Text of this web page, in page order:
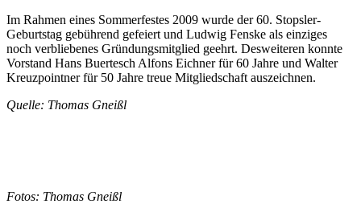
Im Rahmen eines Sommerfestes 2009 wurde der 60. Stopsler-
Geburtstag gebührend gefeiert und Ludwig Fenske als einziges
noch verbliebenes Gründungsmitglied geehrt. Desweiteren konnte
Vorstand Hans Buertesch Alfons Eichner für 60 Jahre und Walter
Kreuzpointner für 50 Jahre treue Mitgliedschaft auszeichnen.
Quelle: Thomas Gneißl
Fotos: Thomas Gneißl